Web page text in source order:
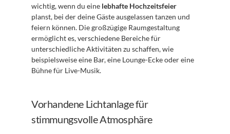
wichtig, wenn du eine lebhafte Hochzeitsfeier
planst, bei der deine Gäste ausgelassen tanzen und
feiern können. Die großzügige Raumgestaltung
ermöglicht es, verschiedene Bereiche für
unterschiedliche Aktivitäten zu schaffen, wie
beispielsweise eine Bar, eine Lounge-Ecke oder eine
Bühne für Live-Musik.
Vorhandene Lichtanlage für
stimmungsvolle Atmosphäre